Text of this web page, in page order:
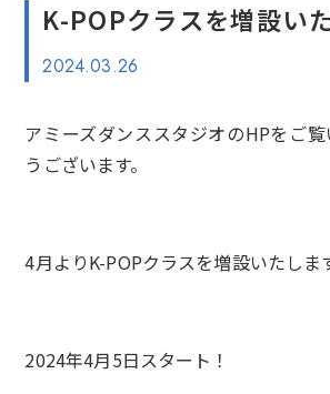
K-POPクラスを増設い
2024.03.26
アミーズダンススタジオのHPをご
うございます。
4月よりK-POPクラスを増設いたしま
2024年4月5日スタート！